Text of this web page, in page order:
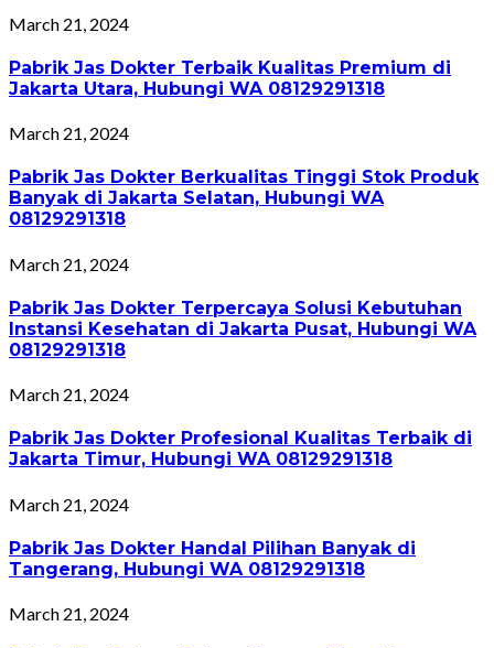
March 21, 2024
Pabrik Jas Dokter Terbaik Kualitas Premium di
Jakarta Utara, Hubungi WA 08129291318
March 21, 2024
Pabrik Jas Dokter Berkualitas Tinggi Stok Produk
Banyak di Jakarta Selatan, Hubungi WA
08129291318
March 21, 2024
Pabrik Jas Dokter Terpercaya Solusi Kebutuhan
Instansi Kesehatan di Jakarta Pusat, Hubungi WA
08129291318
March 21, 2024
Pabrik Jas Dokter Profesional Kualitas Terbaik di
Jakarta Timur, Hubungi WA 08129291318
March 21, 2024
Pabrik Jas Dokter Handal Pilihan Banyak di
Tangerang, Hubungi WA 08129291318
March 21, 2024